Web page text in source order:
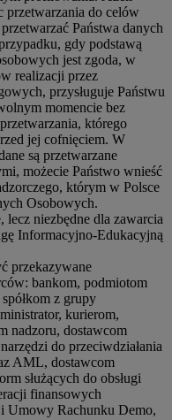
przetwarzania do celów
Państwa danych
gdy podstawą
jest zgoda, w
realizacji przez
przysługuje Państwu
momencie bez
którego
jej cofnięciem. W
są przetwarzane
możecie Państwo wnieść
którym w Polsce
Osobowych.
lecz niezbędne dla zawarcia
Informacyjno-Edukacyjną
przekazywane
bankom, podmiotom
z grupy
kurierom,
nadzoru, dostawcom
do przeciwdziałania
AML, dostawcom
służących do obsługi
finansowych
Umowy Rachunku Demo,